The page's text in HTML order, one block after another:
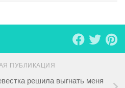
ПУБЛИКАЦИЯ
решила выгнать меня